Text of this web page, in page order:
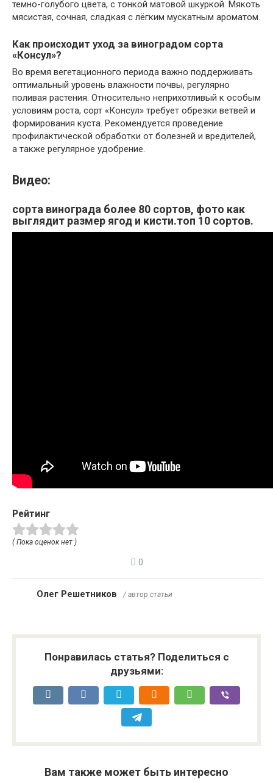
темно-голубого цвета, с тонкой матовой шкуркой. Мякоть
мясистая, сочная, сладкая с лёгким мускатным ароматом.
Как происходит уход за виноградом сорта
«Консул»?
Во время вегетационного периода важно поддерживать
оптимальный уровень влажности почвы, регулярно
поливая растения. Относительно неприхотливый к особым
условиям роста, сорт «Консул» требует обрезки ветвей и
формирования куста. Рекомендуется проведение
профилактической обработки от болезней и вредителей,
а также регулярное удобрение.
Видео:
сорта винограда более 80 сортов, фото как
выглядит размер ягод и кисти.топ 10 сортов.
Рейтинг
( Пока оценок нет )
0
Олег Решетников / автор статьи
Понравилась статья? Поделиться с
друзьями:
Вам также может быть интересно